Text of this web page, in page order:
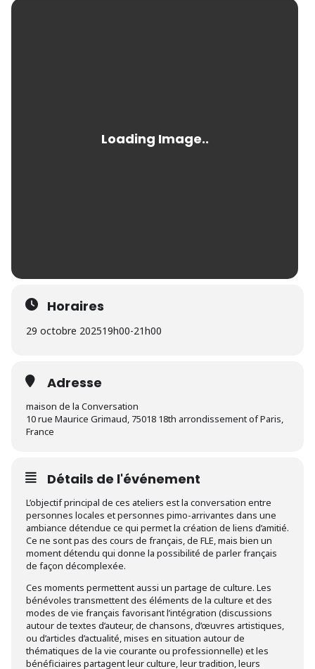
Horaires
29 octobre 202519h00-21h00
Adresse
maison de la Conversation
10 rue Maurice Grimaud, 75018 18th arrondissement of Paris,
France
Détails de l'événement
L’objectif principal de ces ateliers est la conversation entre
personnes locales et personnes pimo-arrivantes dans une
ambiance détendue ce qui permet la création de liens d’amitié.
Ce ne sont pas des cours de français, de FLE, mais bien un
moment détendu qui donne la possibilité de parler français
de façon décomplexée.
Ces moments permettent aussi un partage de culture. Les
bénévoles transmettent des éléments de la culture et des
modes de vie français favorisant l’intégration (discussions
autour de textes d’auteur, de chansons, d’œuvres artistiques,
ou d’articles d’actualité, mises en situation autour de
thématiques de la vie courante ou professionnelle) et les
bénéficiaires partagent leur culture, leur tradition, leurs